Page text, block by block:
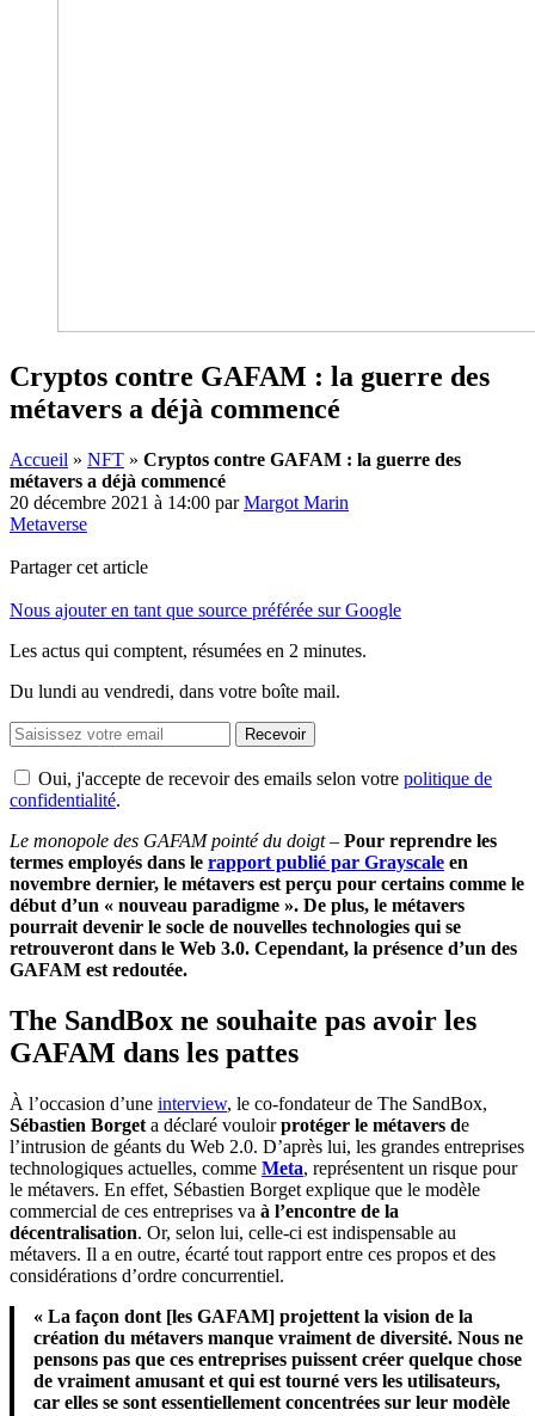
Cryptos contre GAFAM : la guerre des
métavers a déjà commencé
Accueil » NFT » Cryptos contre GAFAM : la guerre des
métavers a déjà commencé
20 décembre 2021 à 14:00 parMargot Marin
Metaverse
Partager cet article
Nous ajouter en tant que source préférée sur Google
Les actus qui comptent, résumées en 2 minutes.
Du lundi au vendredi, dans votre boîte mail.
Recevoir
Oui, j'accepte de recevoir des emails selon votre politique de
confidentialité.
Le monopole des GAFAM pointé du doigt – Pour reprendre les
termes employés dans le rapport publié par Grayscale en
novembre dernier, le métavers est perçu pour certains comme le
début d’un « nouveau paradigme ». De plus, le métavers
pourrait devenir le socle de nouvelles technologies qui se
retrouveront dans le Web 3.0. Cependant, la présence d’un des
GAFAM est redoutée.
The SandBox ne souhaite pas avoir les
GAFAM dans les pattes
À l’occasion d’une interview, le co-fondateur de The SandBox,
Sébastien Borget a déclaré vouloirprotéger le métavers de
l’intrusion de géants du Web 2.0. D’après lui, les grandes entreprises
technologiques actuelles, comme Meta, représentent un risque pour
le métavers. En effet, Sébastien Borget explique que le modèle
commercial de ces entreprises va à l’encontre de la
décentralisation. Or, selon lui, celle-ci est indispensable au
métavers. Il a en outre, écarté tout rapport entre ces propos et des
considérations d’ordre concurrentiel.
« La façon dont [les GAFAM] projettent la vision de la
création du métavers manque vraiment de diversité. Nous ne
pensons pas que ces entreprises puissent créer quelque chose
de vraiment amusant et qui est tourné vers les utilisateurs,
car elles se sont essentiellement concentrées sur leur modèle